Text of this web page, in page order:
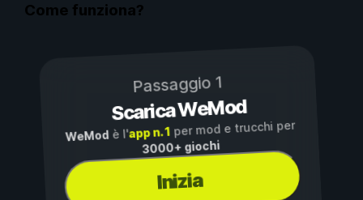
Come funziona?
Passaggio 1
Scarica WeMod
WeMod è l'app n. 1per mod e trucchi per
3000+ giochi
Inizia